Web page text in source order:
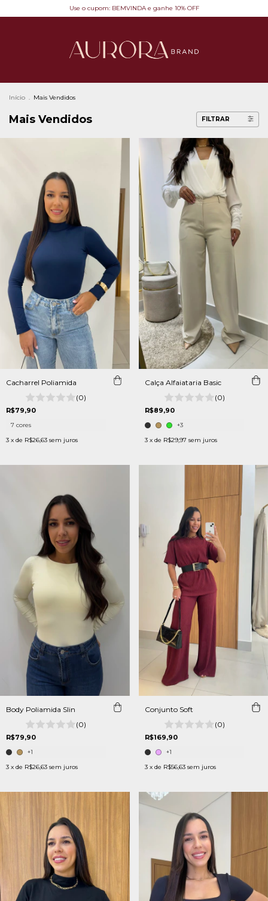
Use o cupom: BEMVINDA e ganhe 10% OFF
Início . Mais Vendidos
Mais Vendidos FILTRAR
Cacharrel Poliamida
(0)
R$79,90
7 cores
3 x de R$26,63 sem juros
Calça Alfaiataria Basic
(0)
R$89,90
+3
3 x de R$29,97 sem juros
Body Poliamida Slin
(0)
R$79,90
+1
3 x de R$26,63 sem juros
Conjunto Soft
(0)
R$169,90
+1
3 x de R$56,63 sem juros